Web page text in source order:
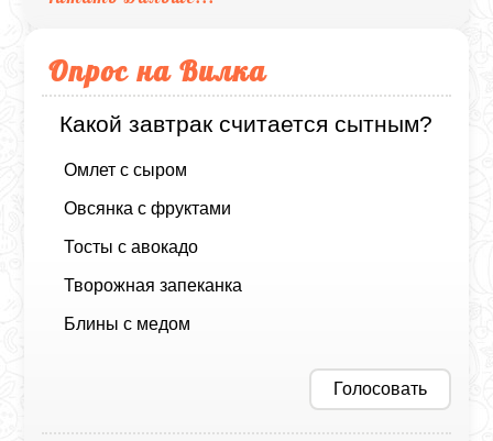
Опрос на Вилка
Какой завтрак считается сытным?
Омлет с сыром
Овсянка с фруктами
Тосты с авокадо
Творожная запеканка
Блины с медом
Голосовать